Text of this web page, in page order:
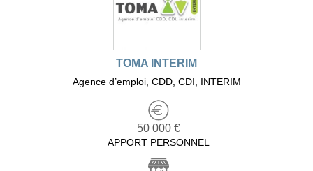
TOMA INTERIM
Agence d’emploi, CDD, CDI, INTERIM
50 000 €
APPORT PERSONNEL